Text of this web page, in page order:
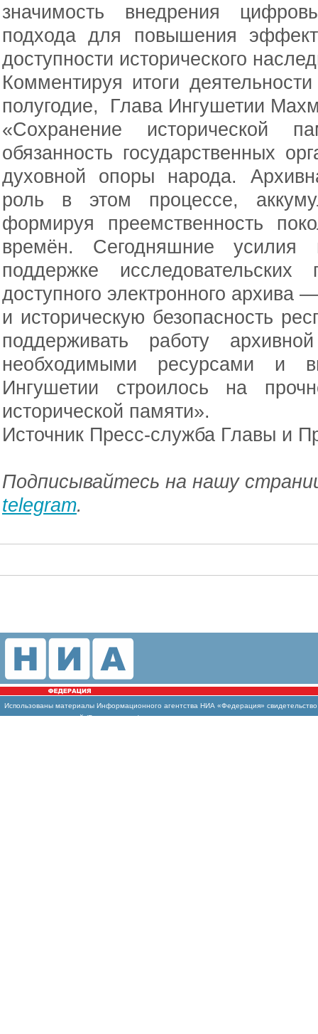
значимость внедрения
подхода для повышения
доступности исторического
Комментируя итоги
полугодие, Глава Ингушетии
«Сохранение
обязанность государственных
духовной опоры народа.
роль в этом процессе,
формируя преемственность
времён. Сегодняшние усилия
поддержке
доступного электронного архива
и историческую безопасность
поддерживать работу
необходимыми ресурсами и
Ингушетии строилось на
исторической памяти».
Источник Пресс-служба Главы и
Подписывайтесь на нашу
telegram.
Использованы материалы Информационного агентства НИА «Федерация»
массовых коммуникаций (Роскомнадзор)